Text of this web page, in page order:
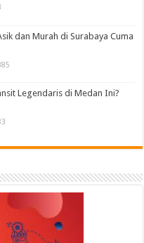
dan Murah di Surabaya Cuma
Legendaris di Medan Ini?